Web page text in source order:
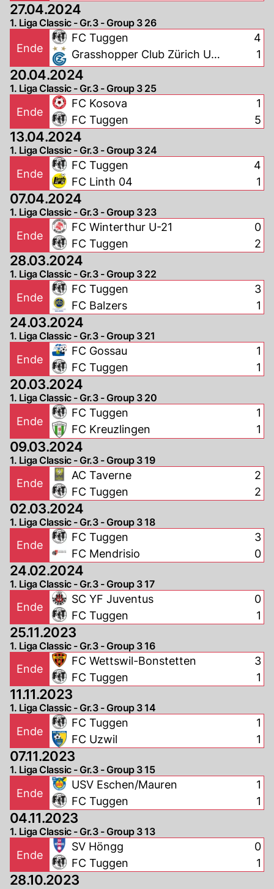
27.04.2024
1. Liga Classic - Gr.3 - Group 3 26
Ende
FC Tuggen
Grasshopper Club Zürich U-
21
4
1
20.04.2024
1. Liga Classic - Gr.3 - Group 3 25
Ende
FC Kosova
FC Tuggen
1
5
13.04.2024
1. Liga Classic - Gr.3 - Group 3 24
Ende
FC Tuggen
FC Linth 04
4
1
07.04.2024
1. Liga Classic - Gr.3 - Group 3 23
Ende
FC Winterthur U-21
FC Tuggen
0
2
28.03.2024
1. Liga Classic - Gr.3 - Group 3 22
Ende
FC Tuggen
FC Balzers
3
1
24.03.2024
1. Liga Classic - Gr.3 - Group 3 21
Ende
FC Gossau
FC Tuggen
1
1
20.03.2024
1. Liga Classic - Gr.3 - Group 3 20
Ende
FC Tuggen
FC Kreuzlingen
1
1
09.03.2024
1. Liga Classic - Gr.3 - Group 3 19
Ende
AC Taverne
FC Tuggen
2
2
02.03.2024
1. Liga Classic - Gr.3 - Group 3 18
Ende
FC Tuggen
FC Mendrisio
3
0
24.02.2024
1. Liga Classic - Gr.3 - Group 3 17
Ende
SC YF Juventus
FC Tuggen
0
1
25.11.2023
1. Liga Classic - Gr.3 - Group 3 16
Ende
FC Wettswil-Bonstetten
FC Tuggen
3
1
11.11.2023
1. Liga Classic - Gr.3 - Group 3 14
Ende
FC Tuggen
FC Uzwil
1
1
07.11.2023
1. Liga Classic - Gr.3 - Group 3 15
Ende
USV Eschen/Mauren
FC Tuggen
1
1
04.11.2023
1. Liga Classic - Gr.3 - Group 3 13
Ende
SV Höngg
FC Tuggen
0
1
28.10.2023